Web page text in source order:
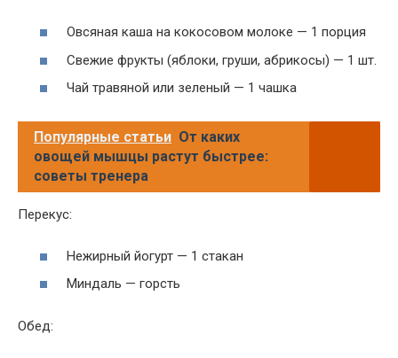
Овсяная каша на кокосовом молоке — 1 порция
Свежие фрукты (яблоки, груши, абрикосы) — 1 шт.
Чай травяной или зеленый — 1 чашка
Популярные статьи От каких
овощей мышцы растут быстрее:
советы тренера
Перекус:
Нежирный йогурт — 1 стакан
Миндаль — горсть
Обед: